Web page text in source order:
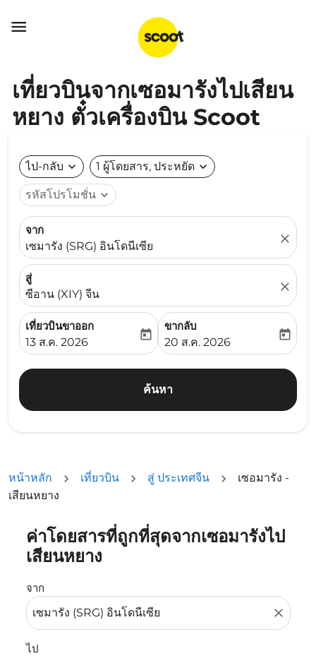

เที่ยวบินจากเซอมารังไปเสียน
หยาง ตั๋วเครื่องบิน Scoot
ไป-กลับ expand_more 1 ผู้โดยสาร, ประหยัด expand_more
รหัสโปรโมชั่น expand_more
จาก
เซมารัง (SRG) อินโดนีเซีย
close
สู่
ซีอาน (XIY) จีน
close
เที่ยวบินขาออก
fc-booking-departure-date-aria-label
13 ส.ค. 2026
today
ขากลับ
fc-booking-return-date-
20 ส.ค. 2026
today
ค้นหา
หน้าหลัก เที่ยวบิน สู่ ประเทศจีน
เซอมารัง -
เสียนหยาง
ค่าโดยสารที่ถูกที่สุดจากเซอมารังไป
เสียนหยาง
จาก
close
ไป
ลองอัปเดตเส้นทางของคุณ (ต้นทางและ/หรือปลายทาง) หรื